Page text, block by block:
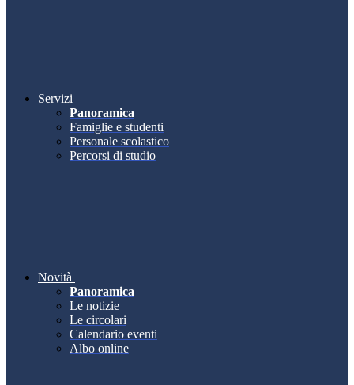
Servizi
Panoramica
Famiglie e studenti
Personale scolastico
Percorsi di studio
Novità
Panoramica
Le notizie
Le circolari
Calendario eventi
Albo online